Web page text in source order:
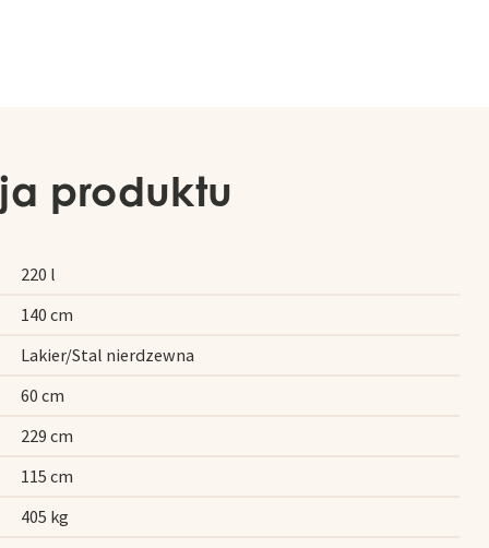
produktu
220 l
140 cm
Lakier/Stal nierdzewna
60 cm
229 cm
115 cm
405 kg